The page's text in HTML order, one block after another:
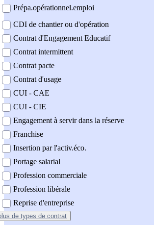
Prépa.opérationnel.emploi
CDI de chantier ou d'opération
Contrat d'Engagement Educatif
Contrat intermittent
Contrat pacte
Contrat d'usage
CUI - CAE
CUI - CIE
Engagement à servir dans la réserve
Franchise
Insertion par l'activ.éco.
Portage salarial
Profession commerciale
Profession libérale
Reprise d'entreprise
de types de contrat